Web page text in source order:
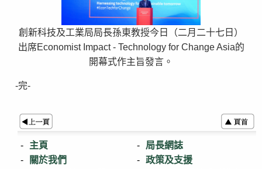
創新科技及工業局局長孫東教授今日（二月二十七日）
出席Economist Impact - Technology for Change Asia的
開幕式作主旨發言。
-完-
主頁
關於我們
局長網誌
政策及支援